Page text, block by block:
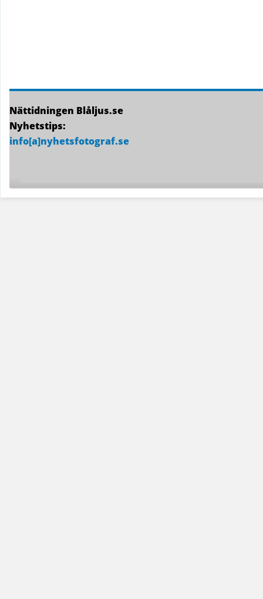
Nättidningen Blåljus.se
Nyhetstips:
info[a]nyhetsfotograf.se